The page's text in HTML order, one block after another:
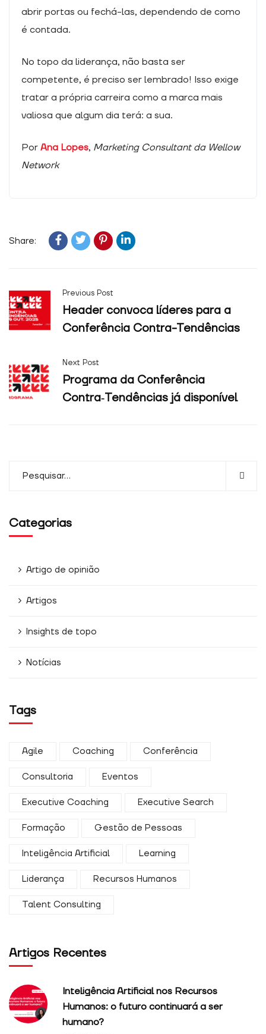
abrir portas ou fechá-las, dependendo de como
é contada.
No topo da liderança, não basta ser
competente, é preciso ser lembrado! Isso exige
tratar a própria carreira como a marca mais
valiosa que algum dia terá: a sua.
Por Ana Lopes, Marketing Consultant da Wellow
Network
Share:
Previous Post
Header convoca líderes para a
Conferência Contra-Tendências
Next Post
Programa da Conferência
Contra‑Tendências já disponível
Categorias
Artigo de opinião
Artigos
Insights de topo
Notícias
Tags
Agile Coaching Conferência
Consultoria Eventos
Executive Coaching Executive Search
Formação Gestão de Pessoas
Inteligência Artificial Learning
Liderança Recursos Humanos
Talent Consulting
Artigos Recentes
Inteligência Artificial nos Recursos
Humanos: o futuro continuará a ser
humano?